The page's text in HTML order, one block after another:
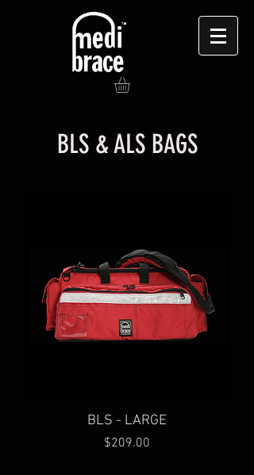
BLS & ALS BAGS
BLS - LARGE
Price
$209.00